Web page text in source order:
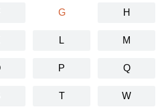
G H
L M
P Q
T W